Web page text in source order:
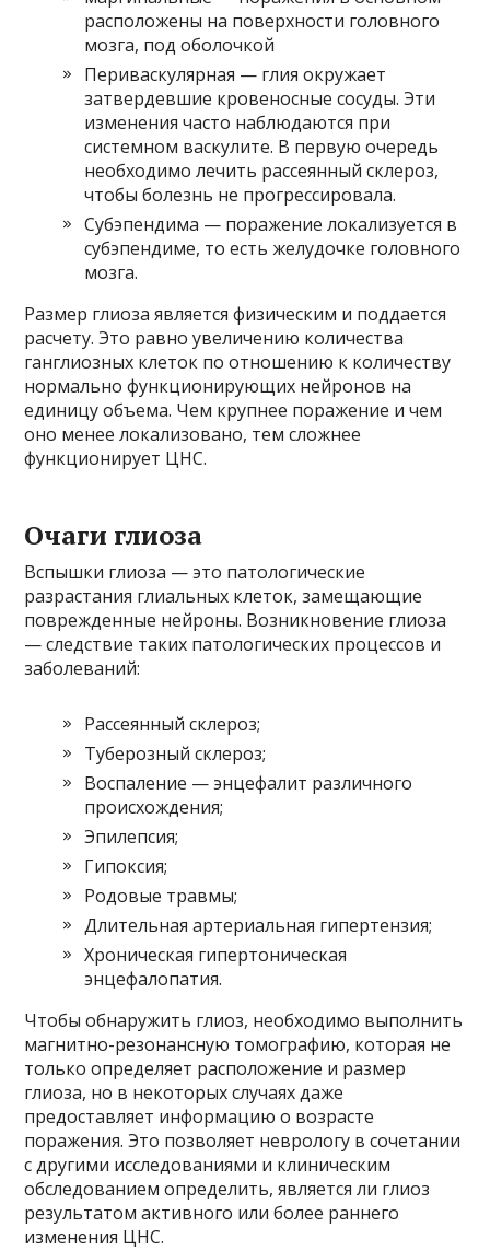
расположены на поверхности головного
мозга, под оболочкой
Периваскулярная — глия окружает
затвердевшие кровеносные сосуды. Эти
изменения часто наблюдаются при
системном васкулите. В первую очередь
необходимо лечить рассеянный склероз,
чтобы болезнь не прогрессировала.
Субэпендима — поражение локализуется в
субэпендиме, то есть желудочке головного
мозга.
Размер глиоза является физическим и поддается
расчету. Это равно увеличению количества
ганглиозных клеток по отношению к количеству
нормально функционирующих нейронов на
единицу объема. Чем крупнее поражение и чем
оно менее локализовано, тем сложнее
функционирует ЦНС.
Очаги глиоза
Вспышки глиоза — это патологические
разрастания глиальных клеток, замещающие
поврежденные нейроны. Возникновение глиоза
— следствие таких патологических процессов и
заболеваний:
Рассеянный склероз;
Туберозный склероз;
Воспаление — энцефалит различного
происхождения;
Эпилепсия;
Гипоксия;
Родовые травмы;
Длительная артериальная гипертензия;
Хроническая гипертоническая
энцефалопатия.
Чтобы обнаружить глиоз, необходимо выполнить
магнитно-резонансную томографию, которая не
только определяет расположение и размер
глиоза, но в некоторых случаях даже
предоставляет информацию о возрасте
поражения. Это позволяет неврологу в сочетании
с другими исследованиями и клиническим
обследованием определить, является ли глиоз
результатом активного или более раннего
изменения ЦНС.